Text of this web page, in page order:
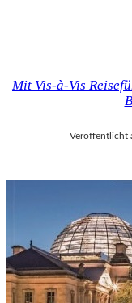
Mit Vis-à-Vis
Veröffentlicht